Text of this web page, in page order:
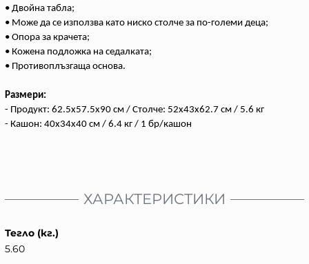
• Двойна табла;
• Mоже да се използва като ниско столче за по-големи деца;
• Опора за крачета;
• Кожена подложка на седалката;
• Противоплъзгаща основа.
Размери:
- Продукт: 62.5x57.5x90 см / Столче: 52x43x62.7 см / 5.6 кг
- Кашон: 40x34x40 cм / 6.4 кг / 1 бр/кашон
ХАРАКТЕРИСТИКИ
Тегло (кг.)
5.60